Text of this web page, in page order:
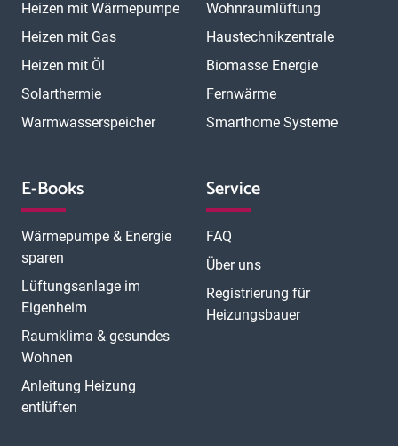
Heizen mit Wärmepumpe
Heizen mit Gas
Heizen mit Öl
Solarthermie
Warmwasserspeicher
Wohnraumlüftung
Haustechnikzentrale
Biomasse Energie
Fernwärme
Smarthome Systeme
E-Books
Wärmepumpe & Energie
sparen
Lüftungsanlage im
Eigenheim
Raumklima & gesundes
Wohnen
Anleitung Heizung
entlüften
Service
FAQ
Über uns
Registrierung für
Heizungsbauer